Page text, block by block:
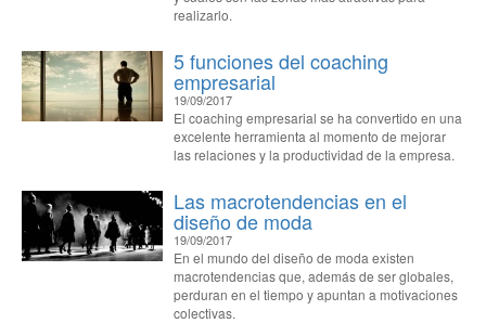
realizarlo.
5 funciones del coaching
empresarial
19/09/2017
El coaching empresarial se ha convertido en una
excelente herramienta al momento de mejorar
las relaciones y la productividad de la empresa.
Las macrotendencias en el
diseño de moda
19/09/2017
En el mundo del diseño de moda existen
macrotendencias que, además de ser globales,
perduran en el tiempo y apuntan a motivaciones
colectivas.